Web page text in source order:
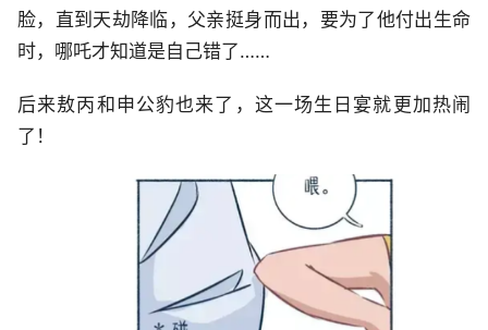
脸，直到天劫降临，父亲挺身而出，要为了他付出生命
时，哪吒才知道是自己错了……
后来敖丙和申公豹也来了，这一场生日宴就更加热闹
了！